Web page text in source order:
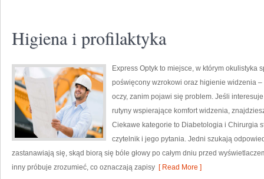
Higiena i profilaktyka
Express Optyk to miejsce, w którym okulistyka
poświęcony wzrokowi oraz higienie widzenia
oczy, zanim pojawi się problem. Jeśli
rutyny wspierające komfort widzenia,
Ciekawe kategorie to Diabetologia i Chirurgia
czytelnik i jego pytania. Jedni szukają
zastanawiają się, skąd biorą się bóle głowy po całym dniu przed
inny próbuje zrozumieć, co oznaczają zapisy [ Read More ]